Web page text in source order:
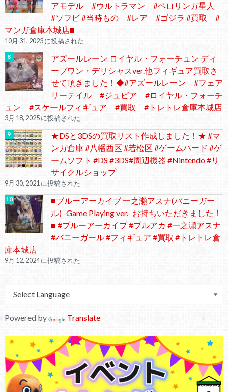
アモデル #ウルトラマン #ペロリンガ星人
#ソフビ #当時もの #レア #ゴジラ #買取 #
マンガ倉庫本城店■
10月 31, 2023 に投稿された
アズールレーン ロイヤル・フォーチュン ディ
ープワン・デリシャスver.他フィギュア買取さ
せて頂きました！◆#アズールレーン #フェア
リーテイル #ジュビア #ロイヤル・フォーチ
ュン #スケールフィギュア #買取 #トレトレ倉庫本城店
3月 18, 2025 に投稿された
★DSと3DSの買取リスト作成しました！★ #マ
ンガ倉庫 #八幡西区 #若松区 #ゲームハード #ゲ
ームソフト #DS #3DS#周辺機器 #Nintendo #リ
サイクルショップ
9月 30, 2021 に投稿された
■ブルーアーカイブ 一之瀬アスナ(バニーガー
ル) -Game Playing ver.- お持ちいただきました！
■ #ブルーアーカイブ #ブルアカ #一之瀬アスナ
#バニーガール #フィギュア #買取 #トレトレ倉
庫本城店
9月 12, 2024 に投稿された
Powered by Translate